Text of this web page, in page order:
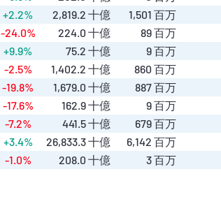
+2.2% 2,819.2十億 1,501 百万
-24.0% 224.0十億 89 百万
+9.9% 75.2十億 9 百万
-2.5% 1,402.2十億 860 百万
-19.8% 1,679.0十億 887 百万
-17.6% 162.9十億 9 百万
-7.2% 441.5十億 679 百万
+3.4% 26,833.3十億 6,142 百万
-1.0% 208.0十億 3 百万